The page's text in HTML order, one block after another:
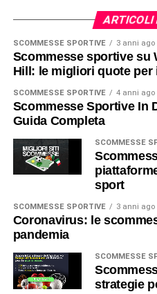
ARTICOLI
SCOMMESSE SPORTIVE 3 anni ago
Scommesse sportive su
Hill: le migliori quote per
SCOMMESSE SPORTIVE 4 anni ago
Scommesse Sportive In
Guida Completa
SCOMMESSE
sport
SCOMMESSE SPORTIVE 3 anni ago
Coronavirus: le
pandemia
SCOMMESSE
strategie